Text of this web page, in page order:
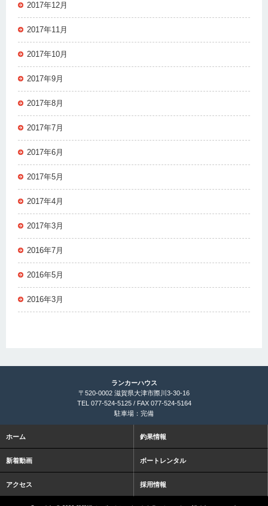
2017年12月
2017年11月
2017年10月
2017年9月
2017年8月
2017年7月
2017年6月
2017年5月
2017年4月
2017年3月
2016年7月
2016年5月
2016年3月
ランカーハウス
〒520-0002 滋賀県大津市際川3-30-16
TEL 077-524-5125 / FAX 077-524-5164
駐車場：完備
ホーム 釣果情報
新着動画 ボートレンタル
アクセス 採用情報